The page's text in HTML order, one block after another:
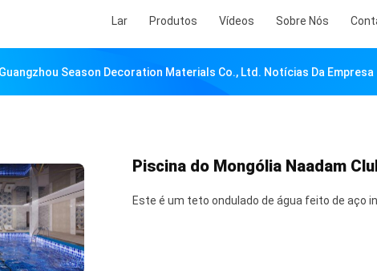
Lar Produtos Vídeos Sobre Nós
Season Decoration Materials Co., Ltd. Notícias Da Empresa
Piscina do Mongólia Naadam
Este é um teto ondulado de água feito de aço